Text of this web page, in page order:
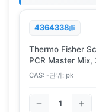
4364338
Thermo Fisher
PCR Master Mix,
CAS: -단위: pk